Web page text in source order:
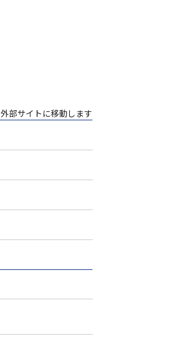
外部サイトに移動します